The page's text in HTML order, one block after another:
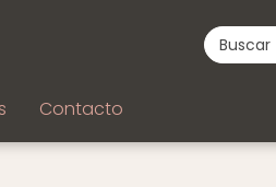
Contacto